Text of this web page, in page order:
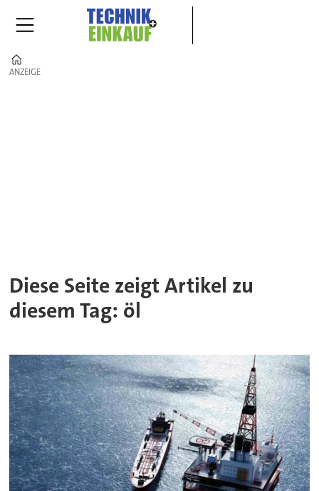
ANZEIGE
ANZEIGE
Diese Seite zeigt Artikel zu
diesem Tag: öl